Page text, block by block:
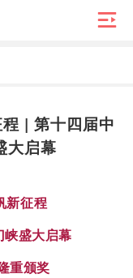

| 第十四届中
大启幕
新征程
峡盛大启幕
重颁奖